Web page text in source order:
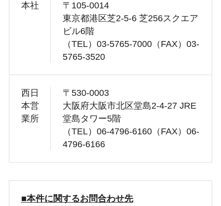
本社
〒105-0014
東京都港区芝2-5-6 芝256スクエア
ビル6階
（TEL）03-5765-7000（FAX）03-
5765-3520
西日
本営
業所
〒530-0003
大阪府大阪市北区堂島2-4-27 JRE
堂島タワー5階
（TEL）06-4796-6160（FAX）06-
4796-6166
■本件に関するお問合わせ先